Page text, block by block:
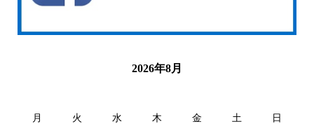
2026年8月
月 火 水 木 金 土 日